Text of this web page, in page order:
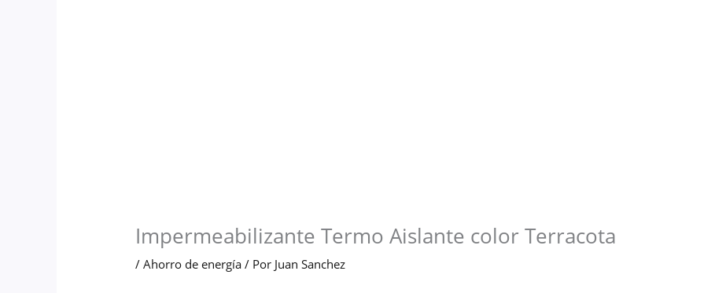
Impermeabilizante Termo Aislante color Terracota
/Ahorro de energía / Por Juan Sanchez